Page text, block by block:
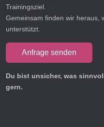
Trainingsziel.
Gemeinsam finden wir heraus,
unterstützt.
Anfrage senden
Du bist unsicher, was
gern.